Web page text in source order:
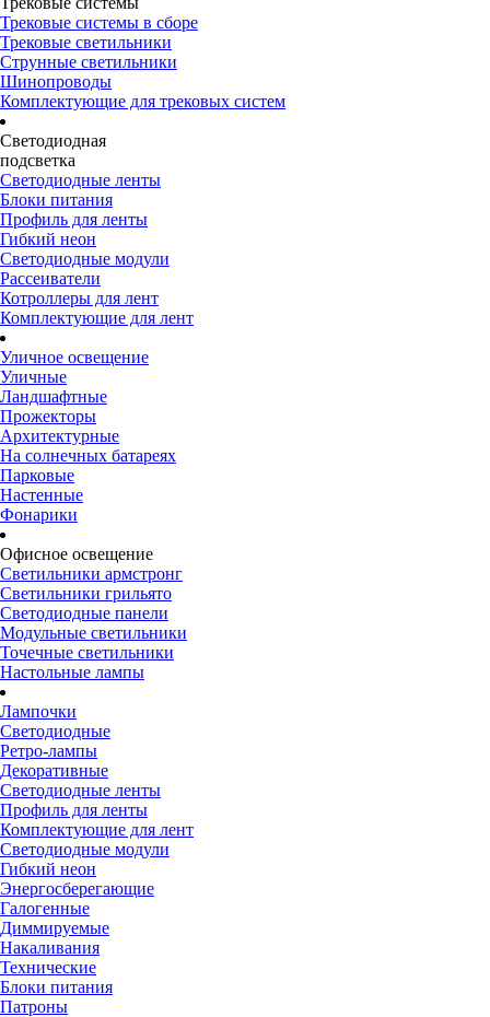
Трековые системы в сборе
Трековые светильники
Струнные светильники
Шинопроводы
Комплектующие для трековых систем
Светодиодная
подсветка
Светодиодные ленты
Блоки питания
Профиль для ленты
Гибкий неон
Светодиодные модули
Рассеиватели
Котроллеры для лент
Комплектующие для лент
Уличное освещение
Уличные
Ландшафтные
Прожекторы
Архитектурные
На солнечных батареях
Парковые
Настенные
Фонарики
Офисное освещение
Светильники армстронг
Светильники грильято
Светодиодные панели
Модульные светильники
Точечные светильники
Настольные лампы
Лампочки
Светодиодные
Ретро-лампы
Декоративные
Светодиодные ленты
Профиль для ленты
Комплектующие для лент
Светодиодные модули
Гибкий неон
Энергосберегающие
Галогенные
Диммируемые
Накаливания
Технические
Блоки питания
Патроны